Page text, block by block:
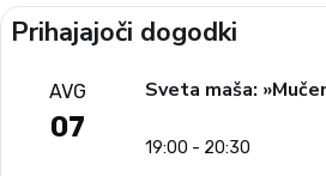
Prihajajoči dogodki
AVG
07
Sveta maša:
19:00 - 20:30